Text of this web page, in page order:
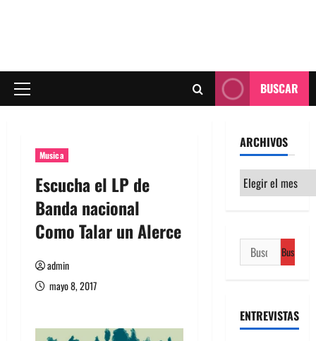
Menú
BUSCAR
Musica
Escucha el LP de
Banda nacional
Como Talar un Alerce
admin
mayo 8, 2017
ARCHIVOS
Archivos
Buscar:
ENTREVISTAS